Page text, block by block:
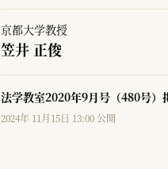
京都大学教授
笠井 正俊
法学教室2020年9月号（480号）
2024年 11月15日 13:00 公開